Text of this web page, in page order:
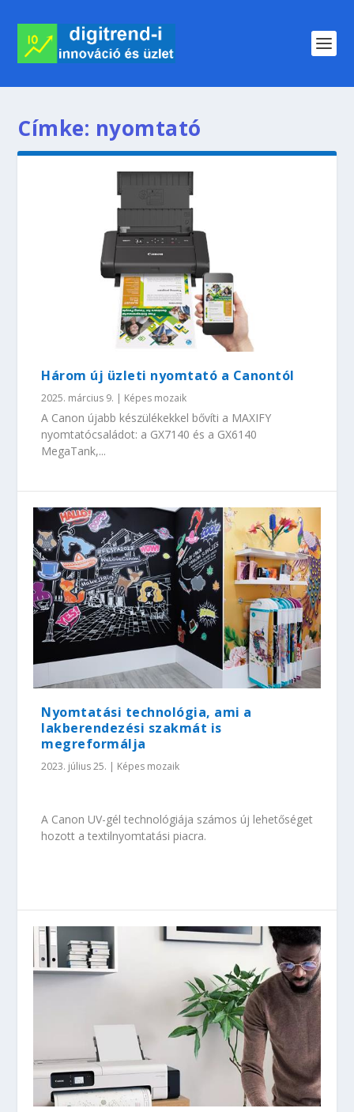
Címke: nyomtató
Három új üzleti nyomtató a Canontól
2025. március 9. | Képes mozaik
A Canon újabb készülékekkel bővíti a MAXIFY
nyomtatócsaládot: a GX7140 és a GX6140
MegaTank,...
Nyomtatási technológia, ami a
lakberendezési szakmát is
megreformálja
2023. július 25. | Képes mozaik
A Canon UV-gél technológiája számos új lehetőséget
hozott a textilnyomtatási piacra.